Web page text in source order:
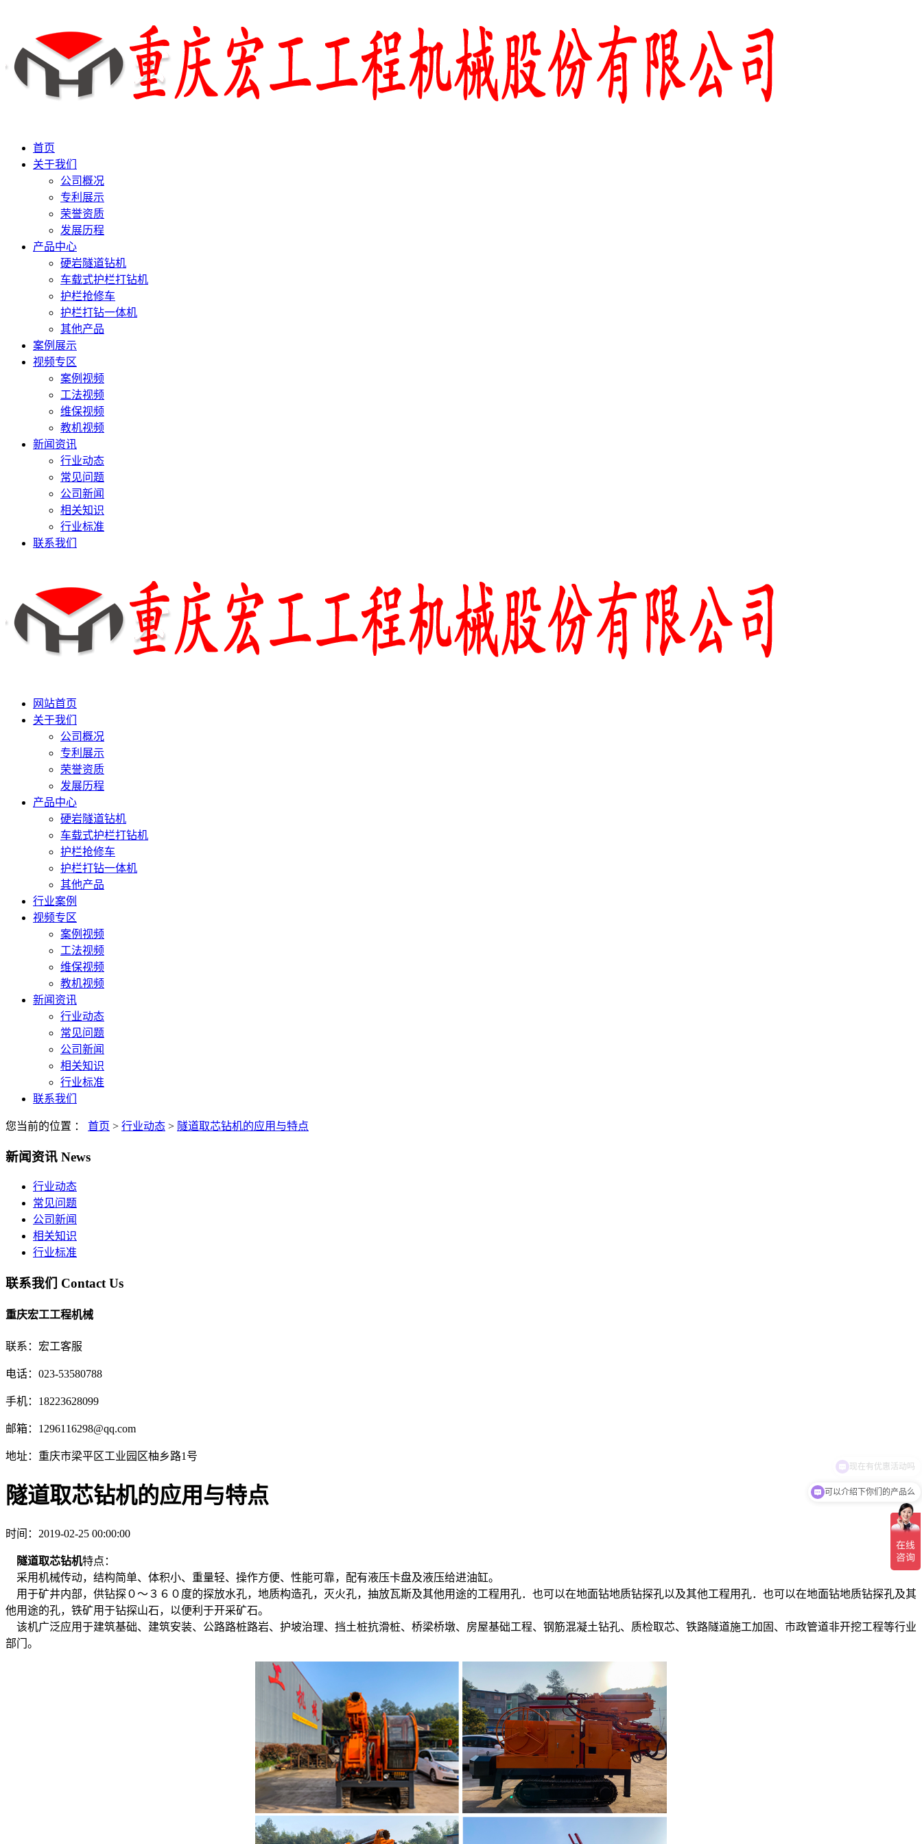
首页
关于我们
公司概况
专利展示
荣誉资质
发展历程
产品中心
硬岩隧道钻机
车载式护栏打钻机
护栏抢修车
护栏打钻一体机
其他产品
案例展示
视频专区
案例视频
工法视频
维保视频
教机视频
新闻资讯
行业动态
常见问题
公司新闻
相关知识
行业标准
联系我们
网站首页
关于我们
公司概况
专利展示
荣誉资质
发展历程
产品中心
硬岩隧道钻机
车载式护栏打钻机
护栏抢修车
护栏打钻一体机
其他产品
行业案例
视频专区
案例视频
工法视频
维保视频
教机视频
新闻资讯
行业动态
常见问题
公司新闻
相关知识
行业标准
联系我们
您当前的位置 ： 首页 > 行业动态 > 隧道取芯钻机的应用与特点
新闻资讯 News
行业动态
常见问题
公司新闻
相关知识
行业标准
联系我们 Contact Us
重庆宏工工程机械
联系：宏工客服
电话：023-53580788
手机：18223628099
邮箱：1296116298@qq.com
地址：重庆市梁平区工业园区柚乡路1号
隧道取芯钻机的应用与特点
时间：2019-02-25 00:00:00
隧道取芯钻机特点：
采用机械传动，结构简单、体积小、重量轻、操作方便、性能可靠，配有液压卡盘及液压给进油缸。
用于矿井内部，供钻探０～３６０度的探放水孔，地质构造孔，灭火孔，抽放瓦斯及其他用途的工程用孔．也可以在地面钻地质钻探孔以及其他工程用孔．也可以在地面钻地质钻探孔及其
他用途的孔，铁矿用于钻探山石，以便利于开采矿石。
该机广泛应用于建筑基础、建筑安装、公路路桩路岩、护坡治理、挡土桩抗滑桩、桥梁桥墩、房屋基础工程、钢筋混凝土钻孔、质检取芯、铁路隧道施工加固、市政管道非开挖工程等行业
部门。
可以介绍下你们的产品么